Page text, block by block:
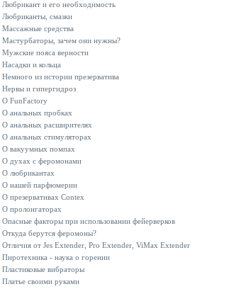
Любрикант и его необходимость
Любриканты, смазки
Массажные средства
Мастурбаторы, зачем они нужны?
Мужские пояса верности
Насадки и кольца
Немного из истории презерватива
Нервы и гипергидроз
О FunFactory
О анальных пробках
О анальных расширителях
О анальных стимуляторах
О вакуумных помпах
О духах с феромонами
О любрикантах
О нашей парфюмерии
О презервативах Contex
О пролонгаторах
Опасные факторы при использовании фейерверков
Откуда берутся феромоны?
Отличия от Jes Extender, Pro Extender, ViMax Extender
Пиротехника - наука о горении
Пластиковые вибраторы
Платье своими руками